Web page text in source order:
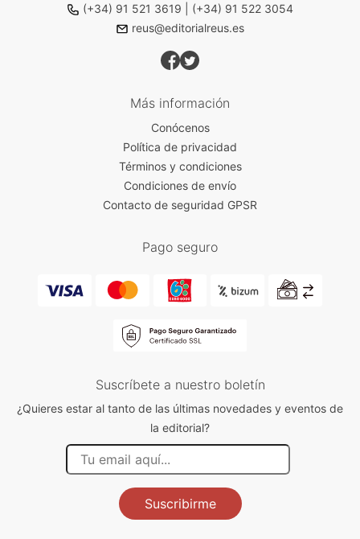
(+34) 91 521 3619
(+34) 91 522 3054
reus@editorialreus.es
Más información
Conócenos
Política de privacidad
Términos y condiciones
Condiciones de envío
Contacto de seguridad GPSR
Pago seguro
Suscríbete a nuestro boletín
¿Quieres estar al tanto de las últimas novedades y eventos de
la editorial?
Suscribirme